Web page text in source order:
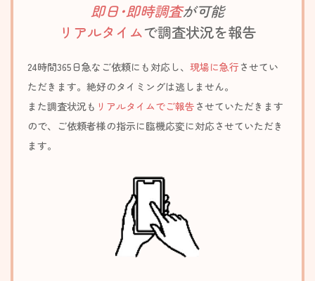
即日･即時調査が可能
リアルタイムで調査状況を報告
24時間365日急なご依頼にも対応し、 現場に急行 させてい
ただきます。絶好のタイミングは逃しません。
また調査状況も リアルタイムでご報告 させていただきます
ので、ご依頼者様の指示に臨機応変に対応させていただき
ます。